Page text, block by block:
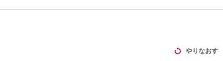
やりなおす